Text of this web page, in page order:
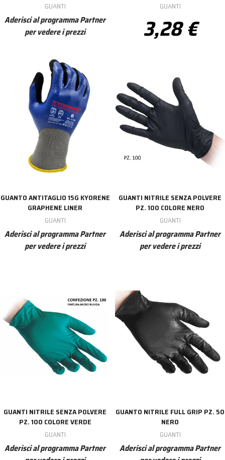
GUANTI
Aderisci al programma Partner
per vedere i prezzi
GUANTI
3,28 €
GUANTO ANTITAGLIO 15G KYORENE
GRAPHENE LINER
GUANTI
Aderisci al programma Partner
per vedere i prezzi
GUANTI NITRILE SENZA POLVERE
PZ. 100 COLORE NERO
GUANTI
Aderisci al programma Partner
per vedere i prezzi
GUANTI NITRILE SENZA POLVERE
PZ. 100 COLORE VERDE
GUANTI
Aderisci al programma Partner
GUANTO NITRILE FULL GRIP PZ. 50
NERO
GUANTI
Aderisci al programma Partner